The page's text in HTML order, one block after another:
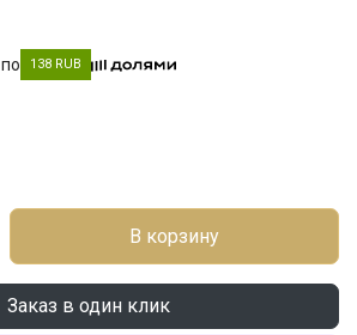
по 138 RUB
В корзину
Заказ в один клик